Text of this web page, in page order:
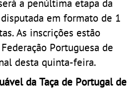
a penúltima etapa da
disputada em formato de 1
As inscrições estão
Portuguesa de
desta quinta-feira.
da Taça de Portugal de